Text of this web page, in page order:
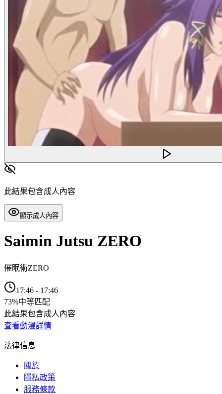
此結果包含成人內容
顯示成人內容
Saimin Jutsu ZERO
催眠術ZERO
17:46 - 17:46
73%中等匹配
此結果包含成人內容
查看動漫詳情
法律信息
關於
隱私政策
服務條款